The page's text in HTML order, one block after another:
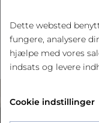
vi indholdet,
og
Dette websted
fungere, analysere
hjælpe med vores
indsats og levere
Cookie indstillinger